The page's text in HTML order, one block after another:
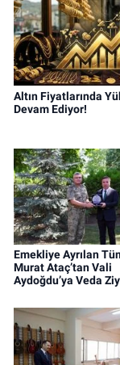
Altın Fiyatlarında
Devam Ediyor!
Emekliye Ayrılan
Murat Ataç’tan Vali
Aydoğdu’ya Veda